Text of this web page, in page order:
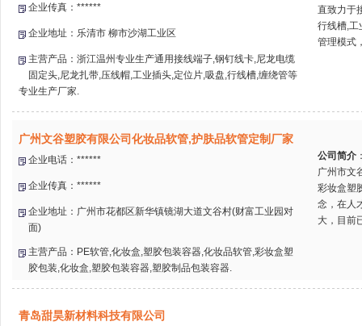
企业传真：******
企业地址：乐清市 柳市沙湖工业区
主营产品：浙江温州专业生产通用接线端子,钢钉线卡,尼龙电缆
固定头,尼龙扎带,压线帽,工业插头,定位片,吸盘,行线槽,缠绕管等
专业生产厂家.
直致力于
行线槽,工
管理模式
广州文谷塑胶有限公司化妆品软管,护肤品软管定制厂家
企业电话：******
企业传真：******
企业地址：广州市花都区新华镇镜湖大道文谷村(财富工业园对
面)
主营产品：PE软管,化妆盒,塑胶包装容器,化妆品软管,彩妆盒塑
胶包装,化妆盒,塑胶包装容器,塑胶制品包装容器.
公司简介
广州市文
彩妆盒塑
念，在人
大，目前
青岛甜昊新材料科技有限公司